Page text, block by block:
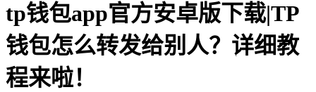
tp钱包app官方安卓版下载|TP
钱包怎么转发给别人？详细教
程来啦！